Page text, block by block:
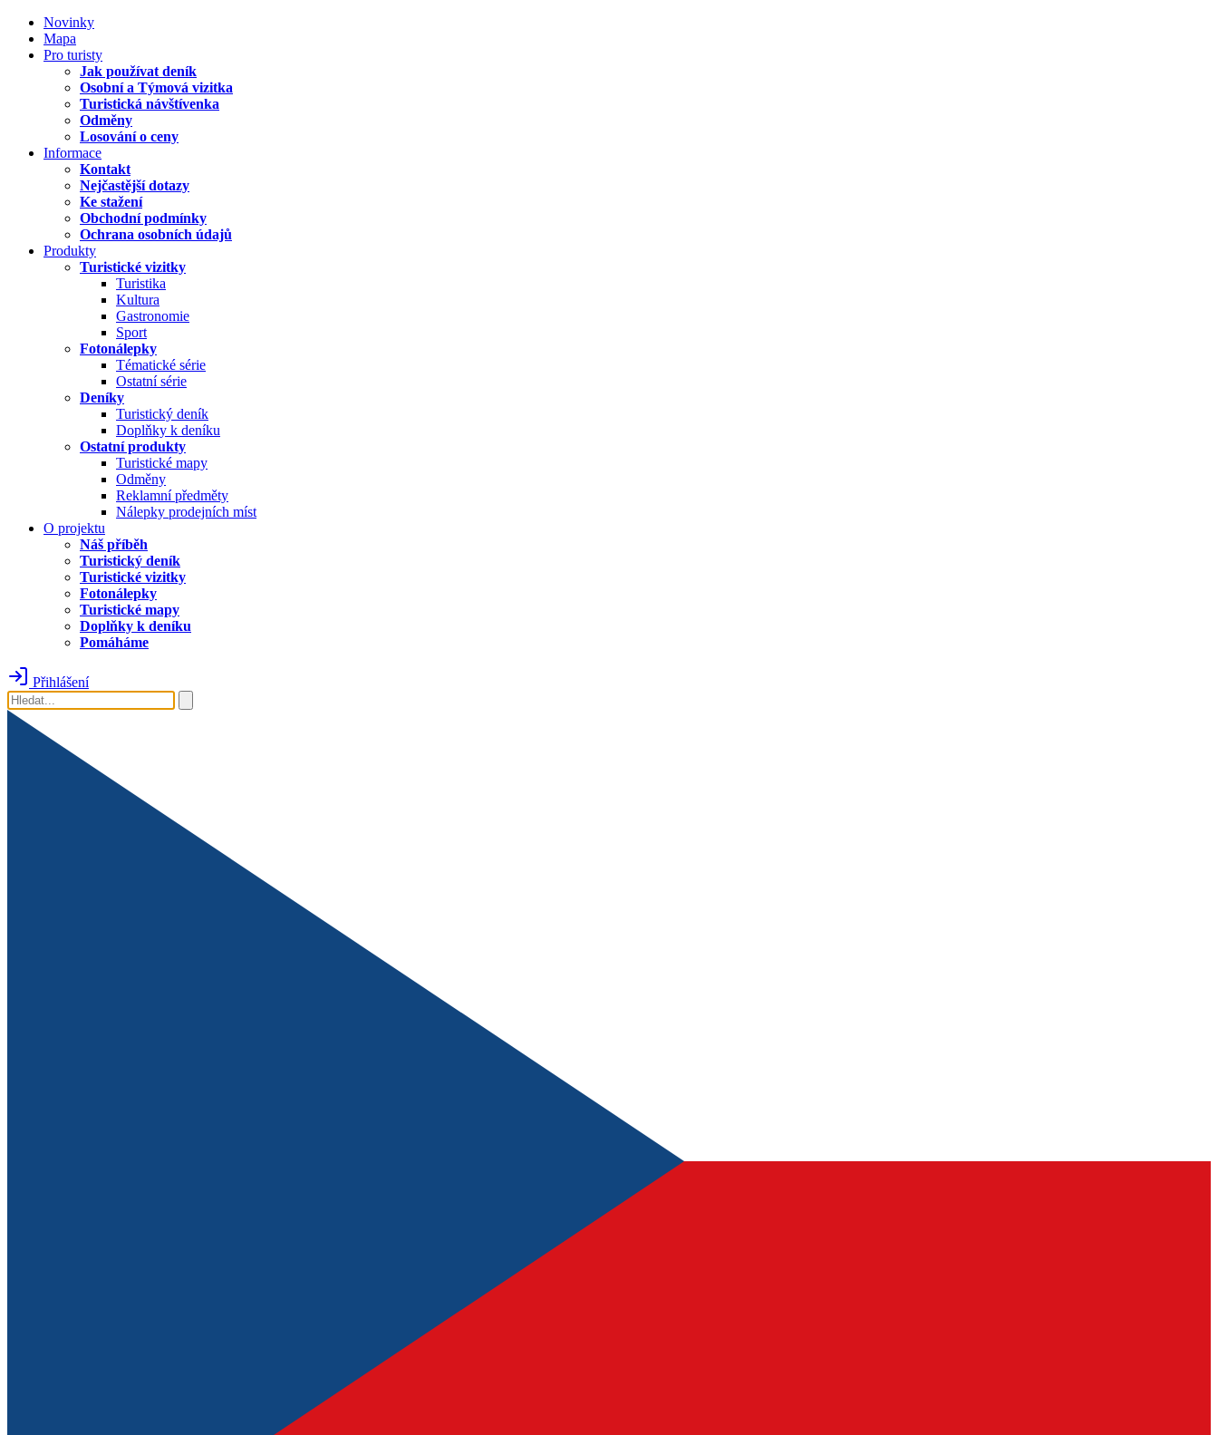
Novinky
Mapa
Pro turisty
Jak používat deník
Osobní a Týmová vizitka
Turistická návštívenka
Odměny
Losování o ceny
Informace
Kontakt
Nejčastější dotazy
Ke stažení
Obchodní podmínky
Ochrana osobních údajů
Produkty
Turistické vizitky
Turistika
Kultura
Gastronomie
Sport
Fotonálepky
Tématické série
Ostatní série
Deníky
Turistický deník
Doplňky k deníku
Ostatní produkty
Turistické mapy
Odměny
Reklamní předměty
Nálepky prodejních míst
O projektu
Náš příběh
Turistický deník
Turistické vizitky
Fotonálepky
Turistické mapy
Doplňky k deníku
Pomáháme
Přihlášení